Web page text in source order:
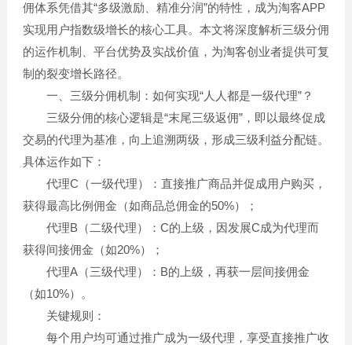
佣体系凭借其“多级激励、精准分润”的特性，成为淘客APP
实现用户指数级增长的核心工具。本文将深度解析三级分佣
的运作机制、平台优势及实战价值，为淘客创业者提供可复
制的裂变增长路径。
一、三级分佣机制：如何实现“人人都是一级代理”？
三级分佣的核心逻辑是“末尾三级返佣”，即以最终促成
交易的代理为基准，向上追溯两级，形成三级利益分配链。
具体运作如下：
代理C（一级代理）：直接推广商品并促成用户购买，
获得最高比例佣金（如商品总佣金的50%）；
代理B（二级代理）：C的上级，因发展C成为代理而
获得间接佣金（如20%）；
代理A（三级代理）：B的上级，再获一层间接佣金
（如10%）。
关键规则：
每个用户均可通过推广成为一级代理，享受直接推广收